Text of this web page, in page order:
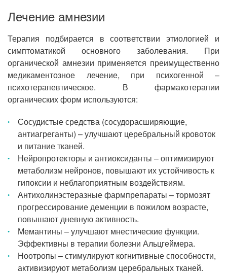
Лечение амнезии
Терапия подбирается в соответствии этиологией и
симптоматикой основного заболевания. При
органической амнезии применяется преимущественно
медикаментозное лечение, при психогенной –
психотерапевтическое. В фармакотерапии
органических форм используются:
Сосудистые средства (сосудорасширяющие,
антиагреганты) – улучшают церебральный кровоток
и питание тканей.
Нейропротекторы и антиоксиданты – оптимизируют
метаболизм нейронов, повышают их устойчивость к
гипоксии и неблагоприятным воздействиям.
Антихолинэстеразные фармпрепараты – тормозят
прогрессирование деменции в пожилом возрасте,
повышают дневную активность.
Мемантины – улучшают мнестические функции.
Эффективны в терапии болезни Альцгеймера.
Ноотропы – стимулируют когнитивные способности,
активизируют метаболизм церебральных тканей.